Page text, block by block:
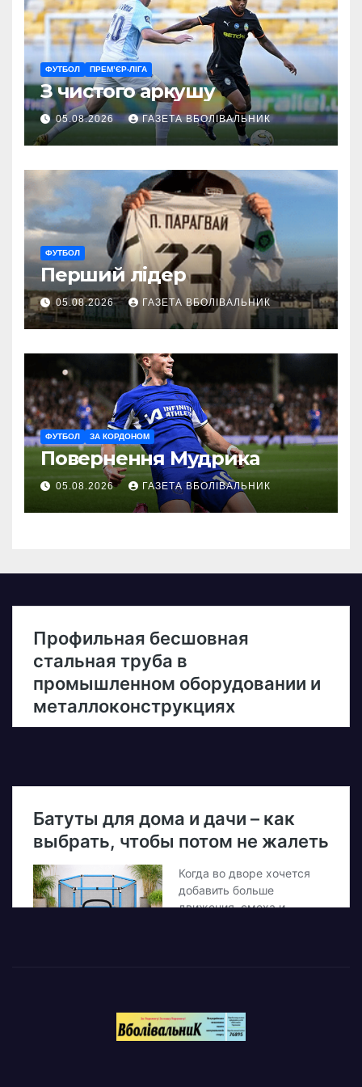
ФУТБОЛ ПРЕМ’ЄР-ЛІГА
З чистого аркушу
05.08.2026 ГАЗЕТА ВБОЛІВАЛЬНИК
ФУТБОЛ
Перший лідер
05.08.2026 ГАЗЕТА ВБОЛІВАЛЬНИК
ФУТБОЛ ЗА КОРДОНОМ
Повернення Мудрика
05.08.2026 ГАЗЕТА ВБОЛІВАЛЬНИК